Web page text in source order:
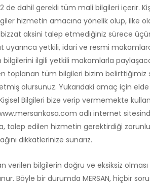
de dahil gerekli tüm mali bilgileri içerir.
hizmetin amacına yönelik olup, ilke
bizzat aksini talep etmediğiniz sürece
uyarınca yetkili, idari ve resmi
ilgili yetkili makamlarla
toplanan tüm bilgileri bizim belirttiğimiz
olursunuz. Yukarıdaki amaç için
Bilgileri bize verip vermemekte
adlı internet
talep edilen hizmetin gerektirdiği
dikkatlerinize sunarız.
verilen bilgilerin doğru ve eksiksiz olması
Böyle bir durumda MERSAN, hiçbir